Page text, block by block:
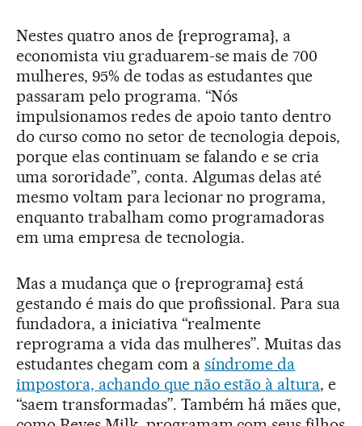
Nestes quatro anos de {reprograma}, a
economista viu graduarem-se mais de 700
mulheres, 95% de todas as estudantes que
passaram pelo programa. “Nós
impulsionamos redes de apoio tanto dentro
do curso como no setor de tecnologia depois,
porque elas continuam se falando e se cria
uma sororidade”, conta. Algumas delas até
mesmo voltam para lecionar no programa,
enquanto trabalham como programadoras
em uma empresa de tecnologia.
Mas a mudança que o {reprograma} está
gestando é mais do que profissional. Para sua
fundadora, a iniciativa “realmente
reprograma a vida das mulheres”. Muitas das
estudantes chegam com a síndrome da
impostora, achando que não estão à altura, e
“saem transformadas”. Também há mães que,